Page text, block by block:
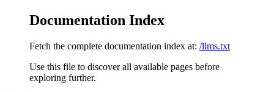
Documentation Index
Fetch the complete documentation index at: /llms.txt
Use this file to discover all available pages before
exploring further.